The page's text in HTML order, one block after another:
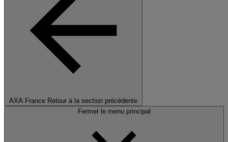
AXA France Retour à la section précédente
Fermer le menu principal